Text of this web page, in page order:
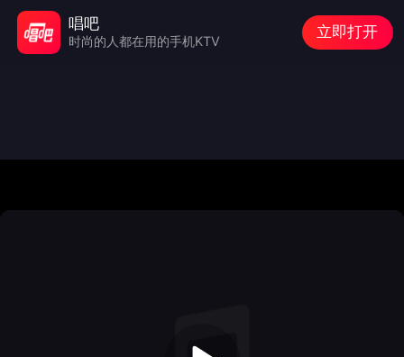
Audio/video is not supported
唱吧
时尚的人都在用的手机KTV
立即打开